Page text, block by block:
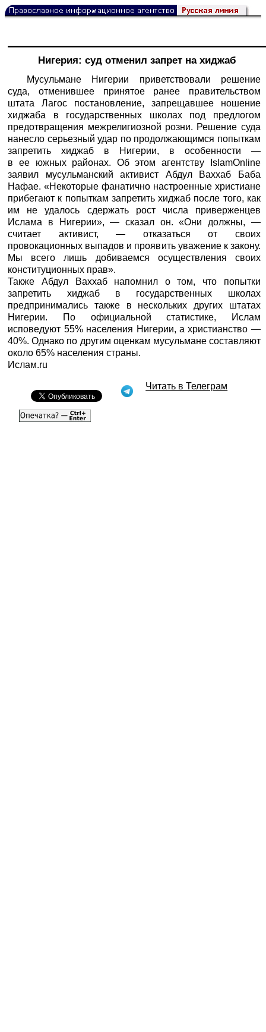
Нигерия: суд отменил запрет на хиджаб
Мусульмане Нигерии приветствовали решение
суда, отменившее принятое ранее правительством
штата Лагос постановление, запрещавшее ношение
хиджаба в государственных школах под предлогом
предотвращения межрелигиозной розни. Решение суда
нанесло серьезный удар по продолжающимся попыткам
запретить хиджаб в Нигерии, в особенности —
в ее южных районах. Об этом агентству IslamOnline
заявил мусульманский активист Абдул Ваххаб Баба
Нафае. «Некоторые фанатично настроенные христиане
прибегают к попыткам запретить хиджаб после того, как
им не удалось сдержать рост числа приверженцев
Ислама в Нигерии», — сказал он. «Они должны, —
считает активист, — отказаться от своих
провокационных выпадов и проявить уважение к закону.
Мы всего лишь добиваемся осуществления своих
конституционных прав».
Также Абдул Ваххаб напомнил о том, что попытки
запретить хиджаб в государственных школах
предпринимались также в нескольких других штатах
Нигерии. По официальной статистике, Ислам
исповедуют 55% населения Нигерии, а христианство —
40%. Однако по другим оценкам мусульмане составляют
около 65% населения страны.
Ислам.ru
Читать в Телеграм